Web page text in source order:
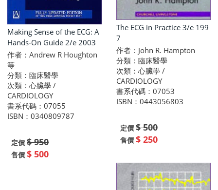
Making Sense of the ECG: A
Hands-On Guide 2/e 2003
作者：Andrew R Houghton
等
分類：臨床醫學
次類：心臟學 /
CARDIOLOGY
書系代碼：07055
ISBN：0340809787
定價 $ 950
售價 $ 500
The ECG in Practice 3/e 199
7
作者：John R. Hampton
分類：臨床醫學
次類：心臟學 /
CARDIOLOGY
書系代碼：07053
ISBN：0443056803
定價 $ 500
售價 $ 250